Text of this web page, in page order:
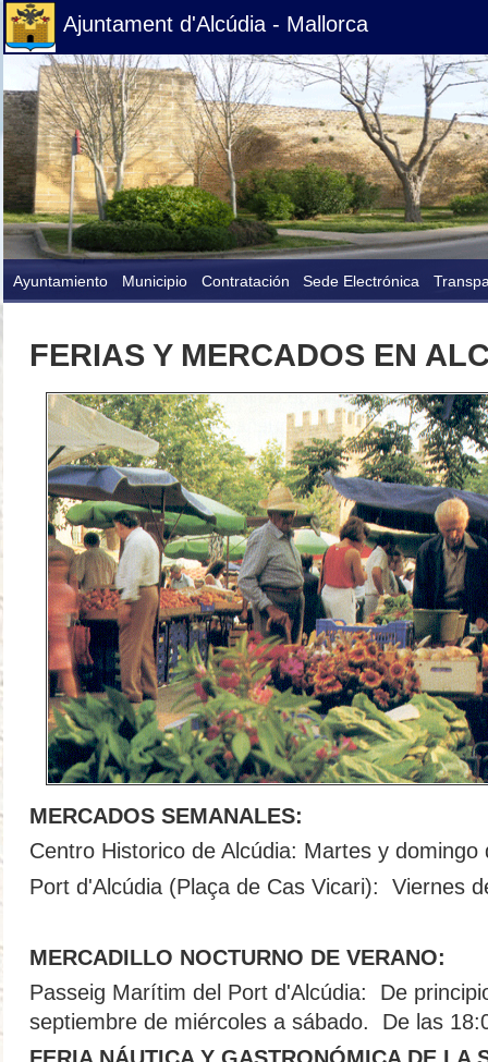
Ajuntament d'Alcúdia - Mallorca
Ayuntamiento Municipio Contratación Sede Electrónica
FERIAS Y MERCADOS EN
MERCADOS SEMANALES:
Centro Historico de Alcúdia: Martes y
Port d'Alcúdia (Plaça de Cas Vicari): Viernes
MERCADILLO NOCTURNO DE VERANO:
Passeig Marítim del Port d'Alcúdia: De
septiembre de miércoles a sábado. De las
FERIA NÁUTICA Y GASTRONÓMICA DE LA